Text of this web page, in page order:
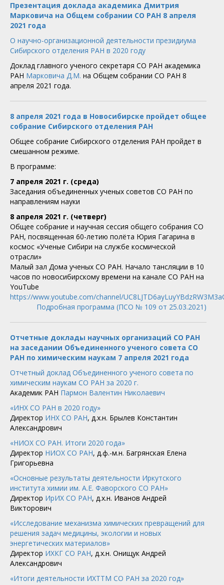
Презентация доклада академика Дмитрия
Марковича на Общем собрании СО РАН 8 апреля
2021 года
О научно-организационной деятельности президиума
Сибирского отделения РАН в 2020 году
Доклад главного ученого секретаря СО РАН академика
РАН Марковича Д.М. на Общем собрании СО РАН 8
апреля 2021 года.
8 апреля 2021 года в Новосибирске пройдет общее
собрание Сибирского отделения РАН
Общее собрание Сибирского отделения РАН пройдет в
смешанном режиме.
В программе:
7 апреля 2021 г. (среда)
Заседания объединенных ученых советов СО РАН по
направлениям науки
8 апреля 2021 г. (четверг)
Общее собрание и научная сессия общего собрания СО
РАН, посвященная 60-летию полёта Юрия Гагарина в
космос «Ученые Сибири на службе космической
отрасли»
Малый зал Дома ученых СО РАН. Начало тансляции в 10
часов по новосибирскому времени на канале СО РАН на
YouTube
https://www.youtube.com/channel/
Подробная программа (ПСО № 109 от 25.03.2021)
Отчетные доклады научных организаций СО РАН
на заседании Объединенного ученого совета СО
РАН по химическим наукам 7 апреля 2021 года
Отчетный доклад Объединенного ученого совета по
химическим наукам СО РАН за 2020 г.
Академик РАН Пармон Валентин Николаевич
«ИНХ СО РАН в 2020 году»
Директор ИНХ СО РАН, д.х.н. Брылев Константин
Александрович
«НИОХ СО РАН. Итоги 2020 года»
Директор НИОХ СО РАН, д.ф.-м.н. Багрянская Елена
Григорьевна
«Основные результаты деятельности Иркутского
института химии им. А.Е. Фаворского СО РАН»
Директор ИрИХ СО РАН, д.х.н. Иванов Андрей
Викторович
«Исследование механизма химических превращений для
решения задач медицины, экологии и новых
энергетических материалов»
Директор ИХКГ СО РАН, д.х.н. Онищук Андрей
Александрович
«Итоги деятельности ИХТТМ СО РАН за 2020 год»